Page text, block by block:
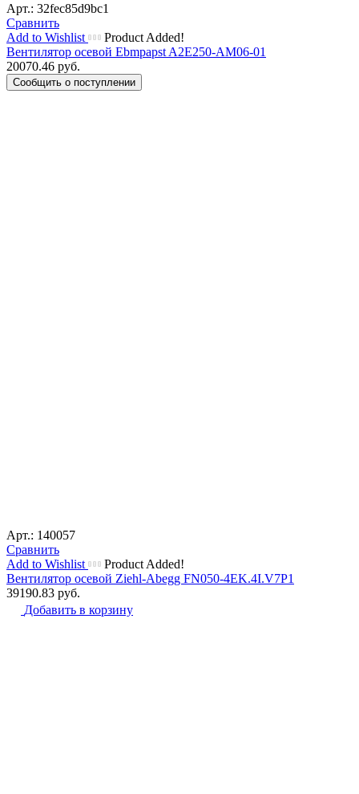
Арт.: 32fec85d9bc1
Сравнить
Add to Wishlist
Product Added!
Вентилятор осевой Ebmpapst A2E250-AM06-01
20070.46 руб.
Сообщить о поступлении
Арт.: 140057
Сравнить
Add to Wishlist
Product Added!
Вентилятор осевой Ziehl-Abegg FN050-4EK.4I.V7P1
39190.83 руб.
Добавить в корзину